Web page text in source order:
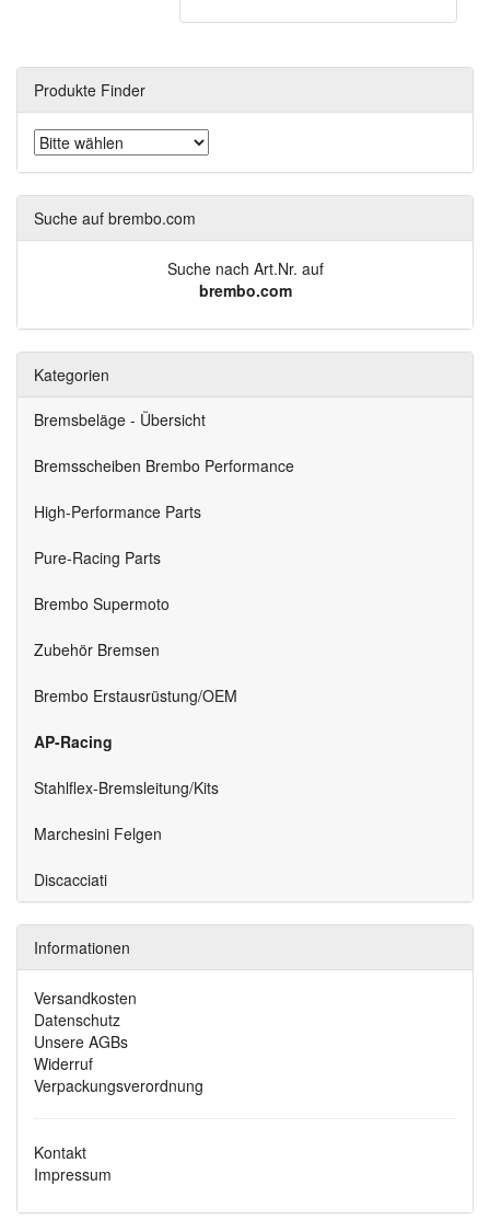
Produkte Finder
Suche auf brembo.com
Suche nach Art.Nr. auf
brembo.com
Kategorien
Bremsbeläge - Übersicht
Bremsscheiben Brembo Performance
High-Performance Parts
Pure-Racing Parts
Brembo Supermoto
Zubehör Bremsen
Brembo Erstausrüstung/OEM
AP-Racing
Stahlflex-Bremsleitung/Kits
Marchesini Felgen
Discacciati
Informationen
Versandkosten
Datenschutz
Unsere AGBs
Widerruf
Verpackungsverordnung
Kontakt
Impressum